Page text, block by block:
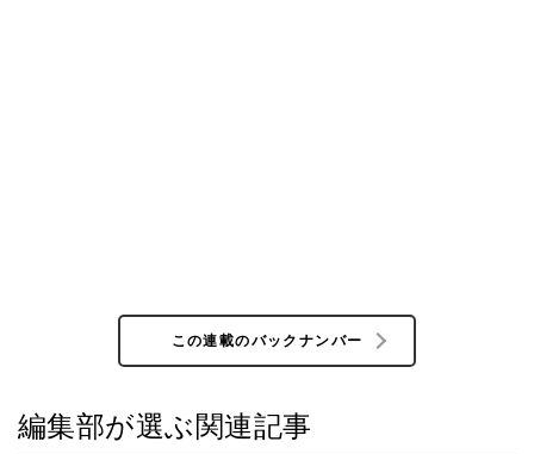
この連載のバックナンバー
編集部が選ぶ関連記事